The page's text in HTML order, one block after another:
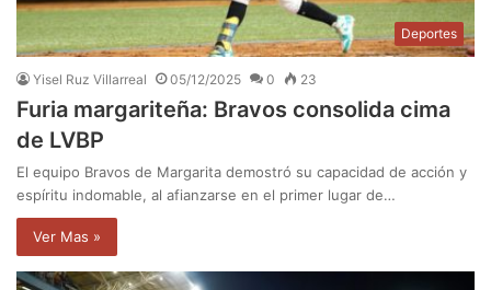
Deportes
Yisel Ruz Villarreal 05/12/2025 0 23
Furia margariteña: Bravos consolida cima
de LVBP
El equipo Bravos de Margarita demostró su capacidad de acción y
espíritu indomable, al afianzarse en el primer lugar de…
Ver Mas »